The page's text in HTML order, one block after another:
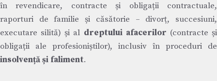
în revendicare, contracte și obligații contractuale,
raporturi de familie și căsătorie – divorț, succesiuni,
executare silită) și al dreptului afacerilor (contracte și
obligații ale profesioniștilor), inclusiv în proceduri de
insolvență și faliment.